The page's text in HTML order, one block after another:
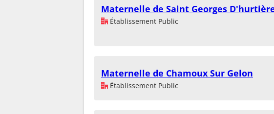
Maternelle de Saint Georges
Établissement Public
Maternelle de Chamoux Sur Gelon
Établissement Public